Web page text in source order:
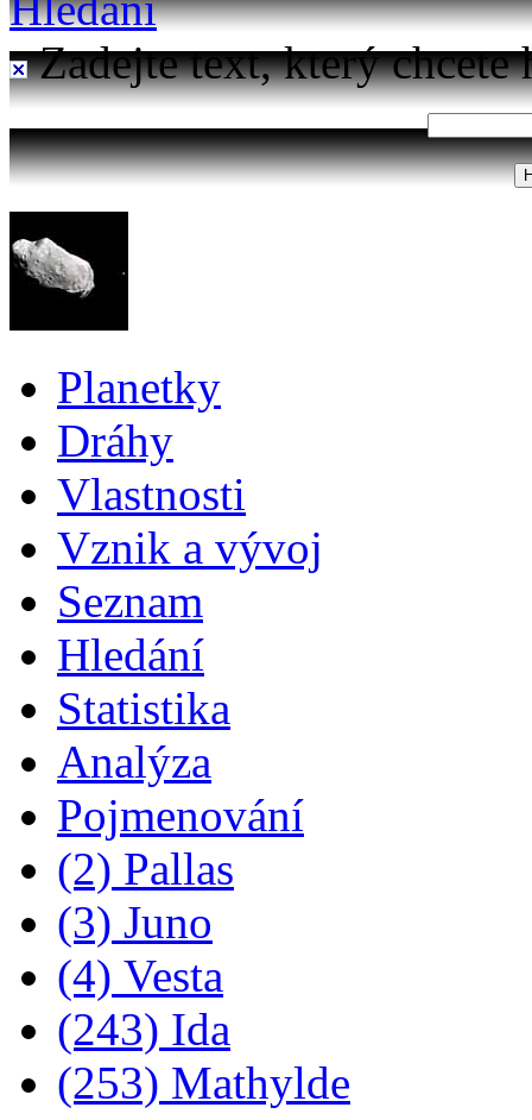
Zadejte text, který chcete
Planetky
Dráhy
Vlastnosti
Vznik a vývoj
Seznam
Hledání
Statistika
Analýza
Pojmenování
(2) Pallas
(3) Juno
(4) Vesta
(243) Ida
(253) Mathylde